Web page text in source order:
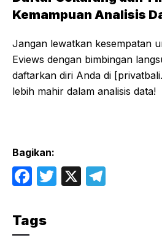
Kemampuan Analisis
Jangan lewatkan kesempatan
Eviews dengan bimbingan
daftarkan diri Anda di
lebih mahir dalam analisis data!
Bagikan:
F
c
T
X
Tags